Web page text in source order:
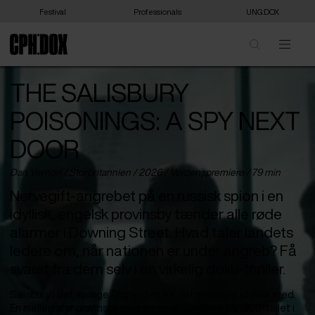
Festival Professionals UNG:DOX
THE SALISBURY
POISONINGS: A SPY NEXT
DOOR
Dan Vernon / Storbritannien / 2026 / Verdenspremiere / 79 min
Nervegift-angrebet på en russisk spion i en
idyllisk, engelsk provinsby tænder alle røde
alarmer i Downing Street. Hvad taler landets
ledere om, når nationen er under angreb? Få
svaret fra dem selv i en virkelig doku-thriller.
Salisbury i det sydlige England er for det meste et idyllisk sted.
En mellemstor provinsby med en smuk domkirke fra 1200-tallet i